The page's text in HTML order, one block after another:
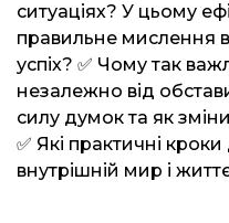
ситуаціях? У цьому
правильне мислення
успіх? ✅ Чому так
незалежно від
силу думок та як
✅ Які практичні
внутрішній мир і